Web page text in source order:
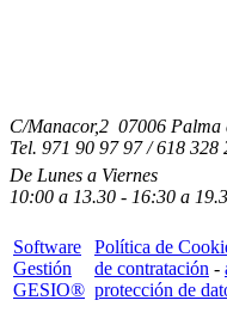
C/Manacor,2 07006 Palma
Tel. 971 90 97 97 / 618 328
De Lunes a Viernes
10:00 a 13.30 - 16:30 a 19.3
Software
Gestión
GESIO®
Política de
de contratación -
protección de